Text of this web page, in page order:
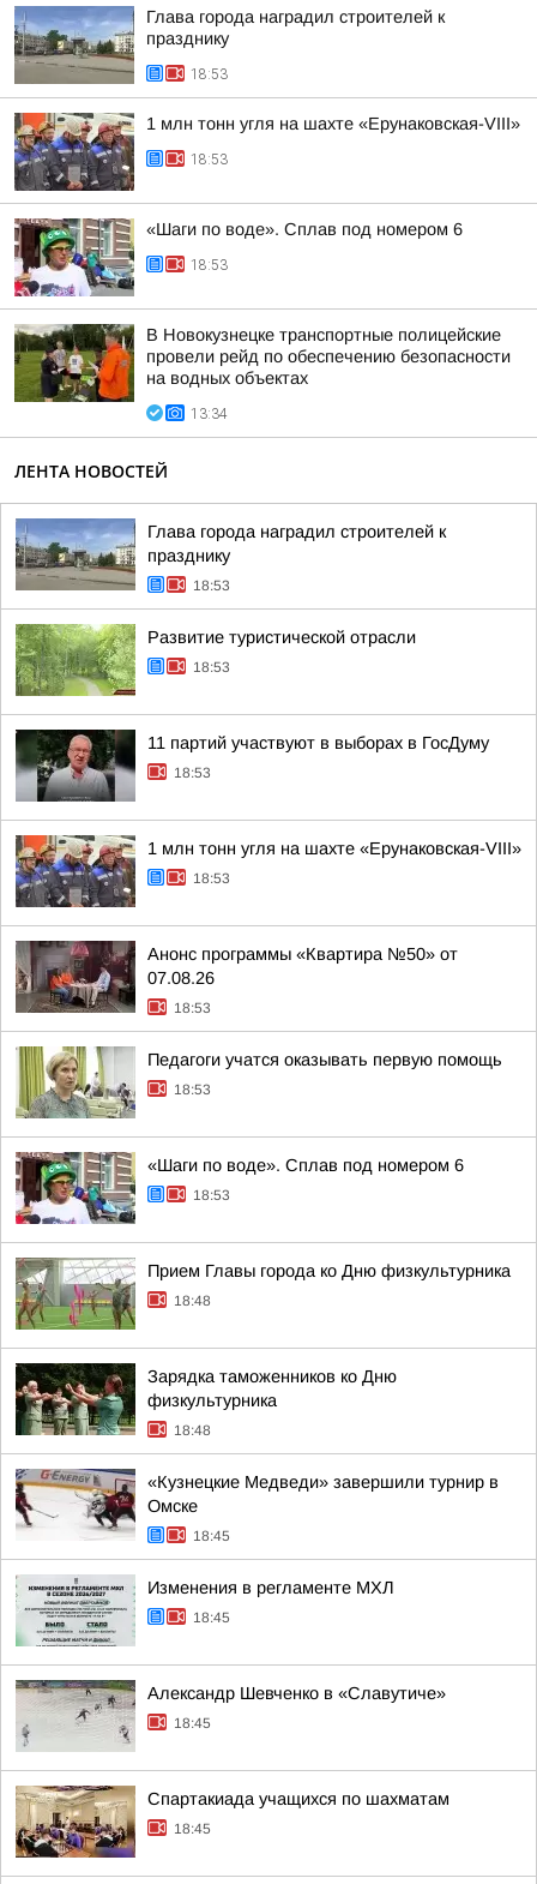
Глава города наградил строителей к
празднику
18:53
1 млн тонн угля на шахте «Ерунаковская-VIII»
18:53
«Шаги по воде». Сплав под номером 6
18:53
В Новокузнецке транспортные полицейские
провели рейд по обеспечению безопасности
на водных объектах
13:34
ЛЕНТА НОВОСТЕЙ
Глава города наградил строителей к
празднику
18:53
Развитие туристической отрасли
18:53
11 партий участвуют в выборах в ГосДуму
18:53
1 млн тонн угля на шахте «Ерунаковская-VIII»
18:53
Анонс программы «Квартира №50» от
07.08.26
18:53
Педагоги учатся оказывать первую помощь
18:53
«Шаги по воде». Сплав под номером 6
18:53
Прием Главы города ко Дню физкультурника
18:48
Зарядка таможенников ко Дню
физкультурника
18:48
«Кузнецкие Медведи» завершили турнир в
Омске
18:45
Изменения в регламенте МХЛ
18:45
Александр Шевченко в «Славутиче»
18:45
Спартакиада учащихся по шахматам
18:45